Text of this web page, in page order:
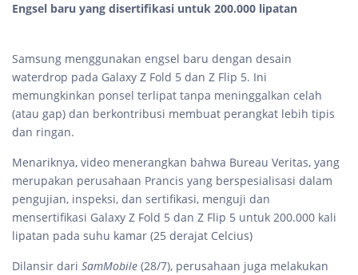
Engsel baru yang disertifikasi untuk 200.000 lipatan
Samsung menggunakan engsel baru dengan desain
waterdrop pada Galaxy Z Fold 5 dan Z Flip 5. Ini
memungkinkan ponsel terlipat tanpa meninggalkan celah
(atau gap) dan berkontribusi membuat perangkat lebih tipis
dan ringan.
Menariknya, video menerangkan bahwa Bureau Veritas, yang
merupakan perusahaan Prancis yang berspesialisasi dalam
pengujian, inspeksi, dan sertifikasi, menguji dan
mensertifikasi Galaxy Z Fold 5 dan Z Flip 5 untuk 200.000 kali
lipatan pada suhu kamar (25 derajat Celcius)
Dilansir dari SamMobile (28/7), perusahaan juga melakukan